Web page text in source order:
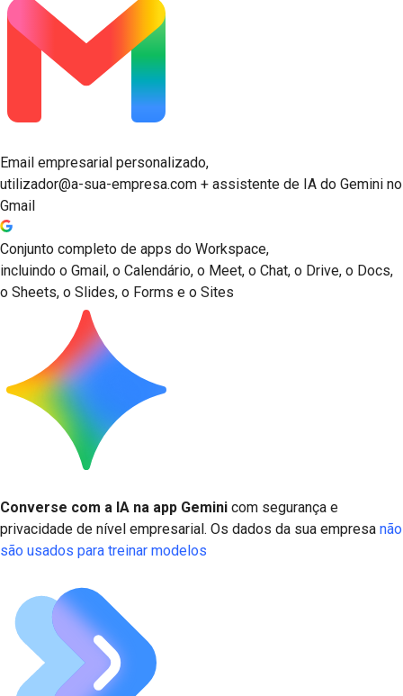
Email empresarial personalizado,
utilizador@a-sua-empresa.com + assistente de IA do Gemini no
Gmail
Conjunto completo de apps do Workspace,
incluindo o Gmail, o Calendário, o Meet, o Chat, o Drive, o Docs,
o Sheets, o Slides, o Forms e o Sites
Converse com a IA na app Gemini com segurança e
privacidade de nível empresarial. Os dados da sua empresa não
são usados para treinar modelos